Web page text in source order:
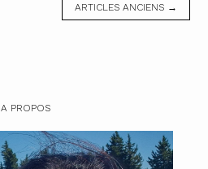
ARTICLES ANCIENS →
A PROPOS